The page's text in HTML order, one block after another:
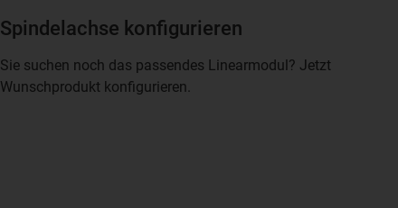
Spindelachse konfigurieren
Sie suchen noch das passendes Linearmodul? Jetzt
Wunschprodukt konfigurieren.